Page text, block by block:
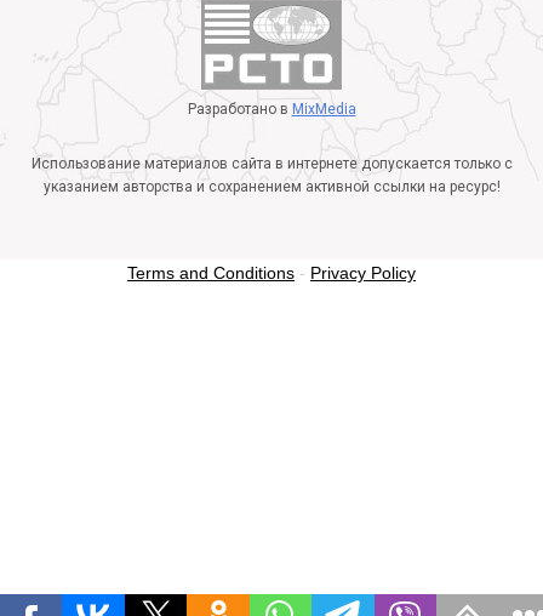
Разработано в MixMedia
Использование материалов сайта в интернете допускается только с
указанием авторства и сохранением активной ссылки на ресурс!
Terms and Conditions - Privacy Policy